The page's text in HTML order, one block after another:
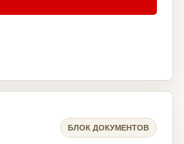
БЛОК ДОКУМЕНТОВ